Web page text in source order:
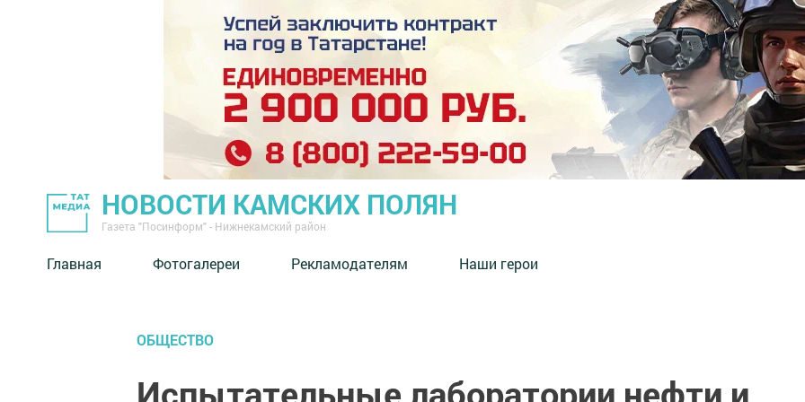
НОВОСТИ КАМСКИХ ПОЛЯН
Газета "Посинформ" - Нижнекамский район
Главная Фотогалереи Рекламодателям Наши герои
ОБЩЕСТВО
Испытательные лаборатории нефти и